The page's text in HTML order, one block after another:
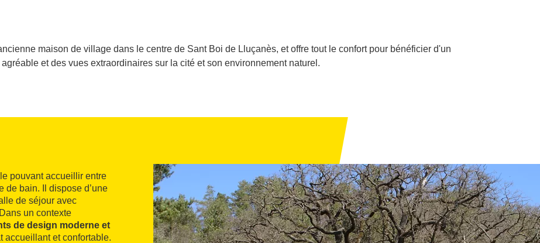
maison de village dans le centre de Sant Boi de Lluçanès, et offre tout le confort pour bénéficier d'un
et des vues extraordinaires sur la cité et son environnement naturel.
pouvant accueillir entre
de bain. Il dispose d’une
de séjour avec
un contexte
de design moderne et
accueillant et confortable.